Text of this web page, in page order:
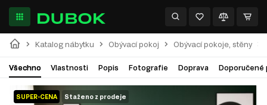
Katalog nábytku Obývací pokoj Obývací pokoje, stěny
Všechno Vlastnosti Popis Fotografie Doprava Doporučené
SUPER-CENA Staženo z prodeje